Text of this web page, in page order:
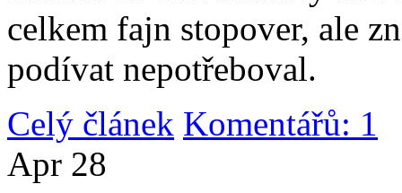
celkem fajn stopover, ale
podívat nepotřeboval.
Celý článek Komentářů: 1
Apr 28